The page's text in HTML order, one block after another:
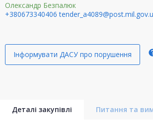
Олександр Безпалюк
+380673340406
Інформувати ДАСУ про порушення
Деталі закупівлі Питання та